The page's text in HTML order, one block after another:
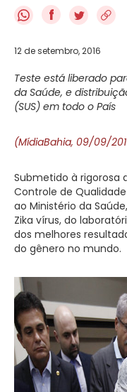
f
12 de setembro, 2016
Teste está liberado
da Saúde, e
(SUS) em todo o País
(MídiaBahia, 09/09/
Submetido à rigorosa
Controle de
ao Ministério da
Zika vírus, do
dos melhores
do gênero no mundo.